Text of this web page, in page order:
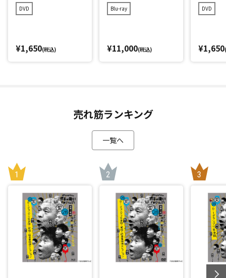
(罰) 絶対に笑っ
てはいけない地球防
DVD
¥1,650(税込)
限定永久保存版(21)
(罰) 絶対に笑っ
Blu-ray
¥11,000(税込)
存版
に笑っ
DVD
¥1,650
売れ筋ランキング
一覧へ